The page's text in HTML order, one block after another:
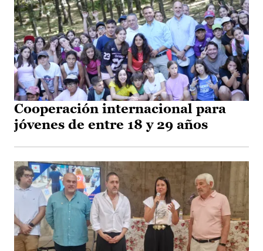
Cooperación internacional para
jóvenes de entre 18 y 29 años